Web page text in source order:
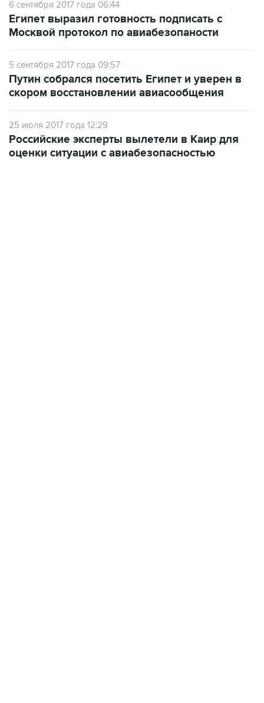
Москвой протокол по авиабезопаности
5 сентября 2017 года 09:57
скором восстановлении авиасообщения
25 июля 2017 года 12:29
оценки ситуации с авиабезопасностью